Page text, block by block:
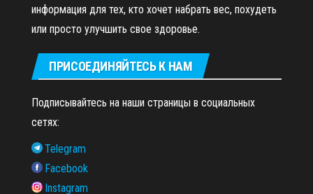
информация для тех, кто хочет набрать вес, похудеть
или просто улучшить свое здоровье.
ПРИСОЕДИНЯЙТЕСЬ К НАМ
Подписывайтесь на наши страницы в социальных
сетях:
Telegram
Facebook
Instagram